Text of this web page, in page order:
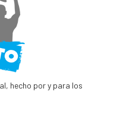
hecho por y para los